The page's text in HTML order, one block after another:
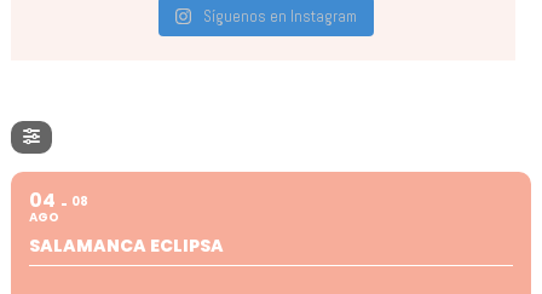
Síguenos en Instagram
04
AGO
08
SALAMANCA ECLIPSA